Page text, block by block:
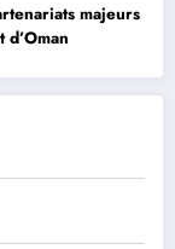
majeurs